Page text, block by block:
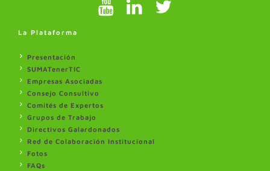
La Plataforma
Presentación
SUMATenerTIC
Empresas Asociadas
Consejo Consultivo
Comités de Expertos
Grupos de Trabajo
Directivos Galardonados
Red de Colaboración Institucional
Fotos
FAQs